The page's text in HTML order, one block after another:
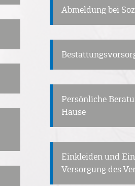
Abmeldung bei
Persönliche
Hause
Einkleiden und
Versorgung des